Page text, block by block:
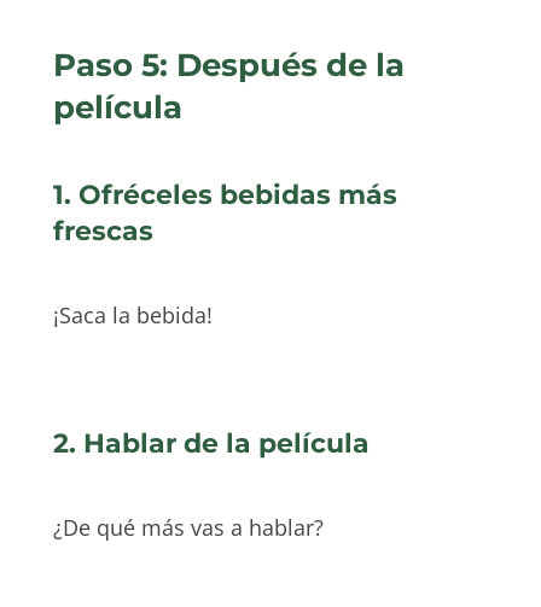
Paso 5: Después de la
película
1. Ofréceles bebidas más
frescas
¡Saca la bebida!
2. Hablar de la película
¿De qué más vas a hablar?